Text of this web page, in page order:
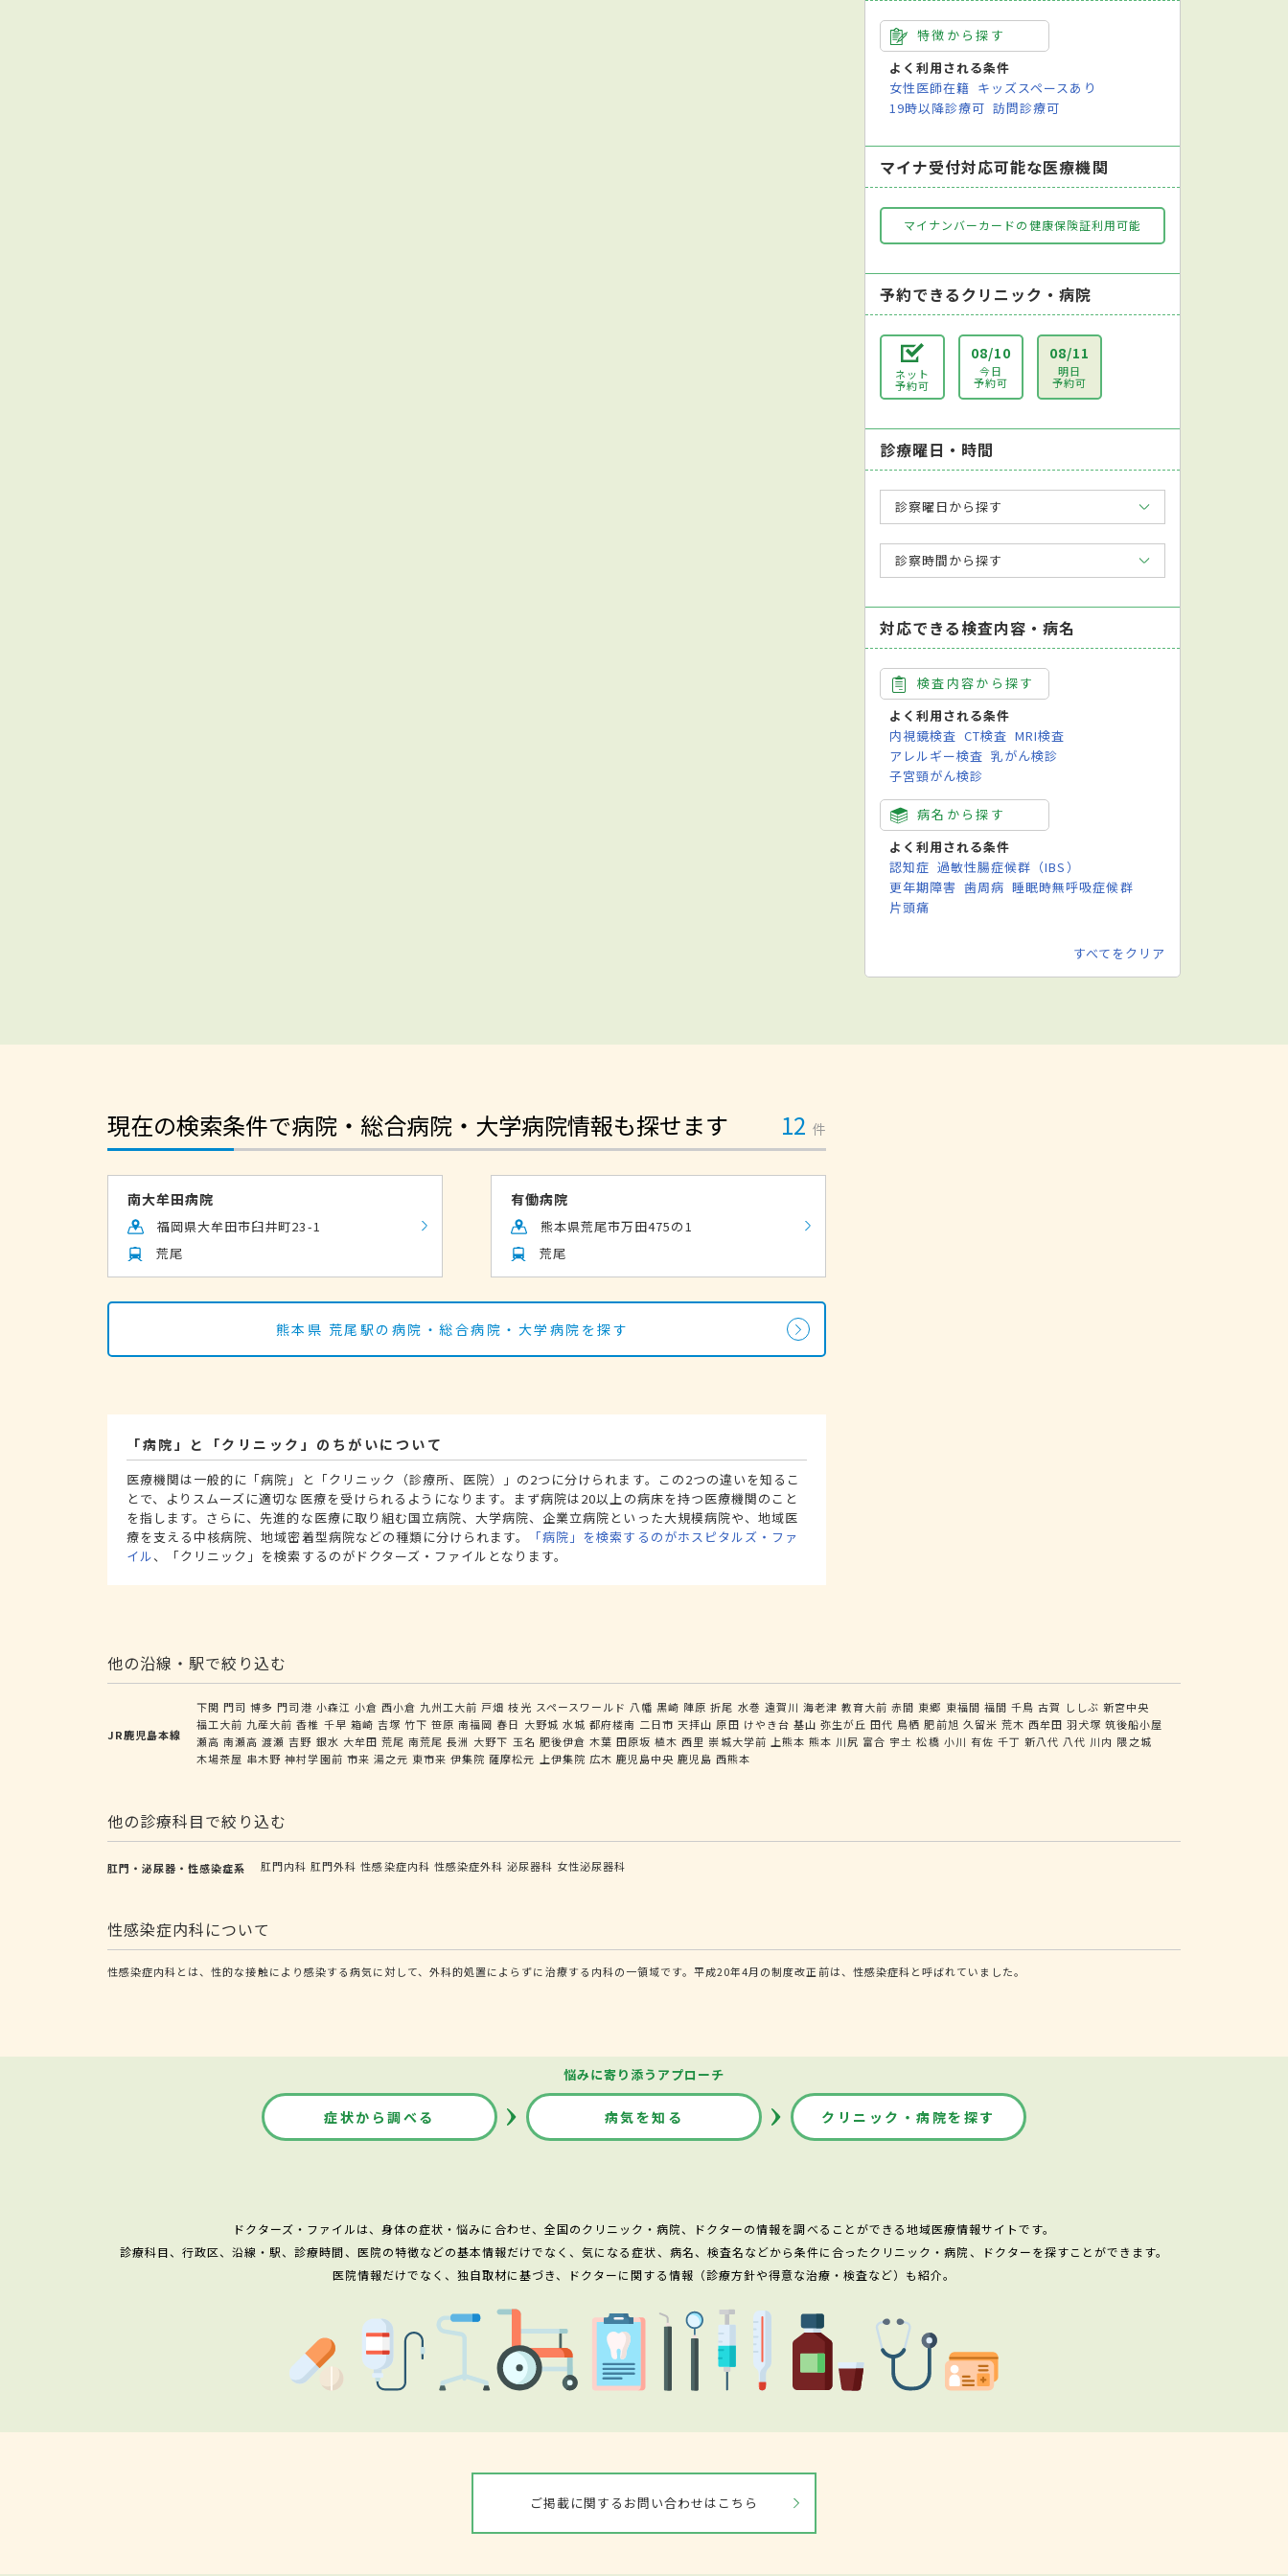
特徴から探す
よく利用される条件
女性医師在籍 キッズスペースあり
19時以降診療可 訪問診療可
マイナ受付対応可能な医療機関
マイナンバーカードの健康保険証利用可能
予約できるクリニック・病院
ネット
予約可
08/10
今日
予約可
08/11
明日
予約可
診療曜日・時間
診察曜日から探す
診察時間から探す
対応できる検査内容・病名
検査内容から探す
よく利用される条件
内視鏡検査 CT検査 MRI検査
アレルギー検査 乳がん検診
子宮頸がん検診
病名から探す
よく利用される条件
認知症 過敏性腸症候群（IBS）
更年期障害 歯周病 睡眠時無呼吸症候群
片頭痛
すべてをクリア
現在の検索条件で病院・総合病院・大学病院情報も探せます 12 件
南大牟田病院
福岡県大牟田市臼井町23-1
荒尾
有働病院
熊本県荒尾市万田475の1
荒尾
熊本県 荒尾駅の病院・総合病院・大学病院を探す
「病院」と「クリニック」のちがいについて
医療機関は一般的に「病院」と「クリニック（診療所、医院）」の2つに分けられます。この2つの違いを知るこ
とで、よりスムーズに適切な医療を受けられるようになります。まず病院は20以上の病床を持つ医療機関のこと
を指します。さらに、先進的な医療に取り組む国立病院、大学病院、企業立病院といった大規模病院や、地域医
療を支える中核病院、地域密着型病院などの種類に分けられます。
「病院」を検索するのがホスピタルズ・ファ
イル、「クリニック」を検索するのがドクターズ・ファイルとなります。
他の沿線・駅で絞り込む
JR鹿児島本線
下関 門司 博多 門司港 小森江 小倉 西小倉 九州工大前 戸畑 枝光 スペースワールド 八幡 黒崎 陣原 折尾 水巻 遠賀川 海老津 教育大前 赤間 東郷 東福間 福間 千鳥 古賀 ししぶ 新宮中央
福工大前 九産大前 香椎 千早 箱崎 吉塚 竹下 笹原 南福岡 春日 大野城 水城 都府楼南 二日市 天拝山 原田 けやき台 基山 弥生が丘 田代 鳥栖 肥前旭 久留米 荒木 西牟田 羽犬塚 筑後船小屋
瀬高 南瀬高 渡瀬 吉野 銀水 大牟田 荒尾 南荒尾 長洲 大野下 玉名 肥後伊倉 木葉 田原坂 植木 西里 崇城大学前 上熊本 熊本 川尻 富合 宇土 松橋 小川 有佐 千丁 新八代 八代 川内 隈之城
木場茶屋 串木野 神村学園前 市来 湯之元 東市来 伊集院 薩摩松元 上伊集院 広木 鹿児島中央 鹿児島 西熊本
他の診療科目で絞り込む
肛門・泌尿器・性感染症系 肛門内科 肛門外科 性感染症内科 性感染症外科 泌尿器科 女性泌尿器科
性感染症内科について
性感染症内科とは、性的な接触により感染する病気に対して、外科的処置によらずに治療する内科の一領域です。平成20年4月の制度改正前は、性感染症科と呼ばれていました。
悩みに寄り添うアプローチ
症状から調べる 病気を知る クリニック・病院を探す
ドクターズ・ファイルは、身体の症状・悩みに合わせ、全国のクリニック・病院、ドクターの情報を調べることができる地域医療情報サイトです。
診療科目、行政区、沿線・駅、診療時間、医院の特徴などの基本情報だけでなく、気になる症状、病名、検査名などから条件に合ったクリニック・病院、ドクターを探すことができます。
医院情報だけでなく、独自取材に基づき、ドクターに関する情報（診療方針や得意な治療・検査など）も紹介。
ご掲載に関するお問い合わせはこちら